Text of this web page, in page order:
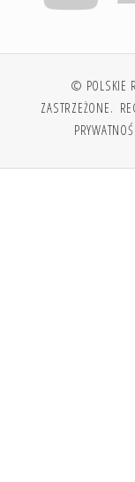
© POLSKIE
ZASTRZEŻONE.